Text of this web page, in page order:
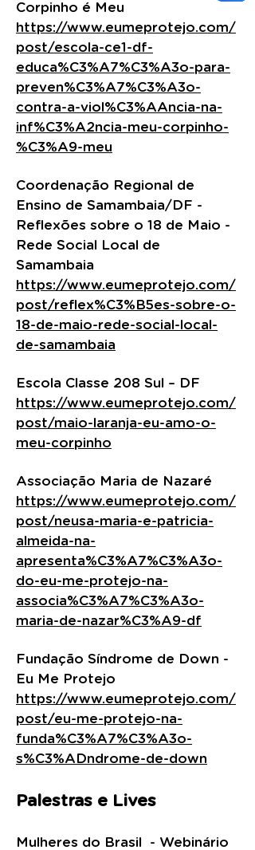
Corpinho é Meu
https://www.eumeprotejo.com/
post/escola-ce1-df-
educa%C3%A7%C3%A3o-para-
preven%C3%A7%C3%A3o-
contra-a-viol%C3%AAncia-na-
inf%C3%A2ncia-meu-corpinho-
%C3%A9-meu
Coordenação Regional de
Ensino de Samambaia/DF -
Reflexões sobre o 18 de Maio -
Rede Social Local de
Samambaia
https://www.eumeprotejo.com/
post/reflex%C3%B5es-sobre-o-
18-de-maio-rede-social-local-
de-samambaia
Escola Classe 208 Sul – DF
https://www.eumeprotejo.com/
post/maio-laranja-eu-amo-o-
meu-corpinho
Associação Maria de Nazaré
https://www.eumeprotejo.com/
post/neusa-maria-e-patricia-
almeida-na-
apresenta%C3%A7%C3%A3o-
do-eu-me-protejo-na-
associa%C3%A7%C3%A3o-
maria-de-nazar%C3%A9-df
Fundação Síndrome de Down -
Eu Me Protejo
https://www.eumeprotejo.com/
post/eu-me-protejo-na-
funda%C3%A7%C3%A3o-
s%C3%ADndrome-de-down
Palestras e Lives
Mulheres do Brasil - Webinário